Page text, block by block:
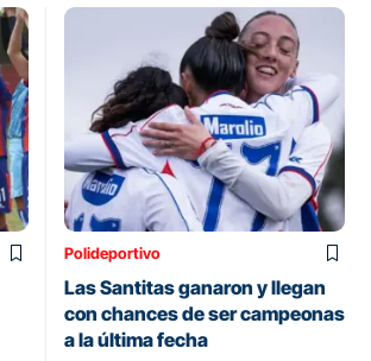
Polideportivo
Las Santitas ganaron y llegan
con chances de ser campeonas
a la última fecha